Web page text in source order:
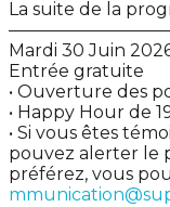
La suite de la
Mardi 30 Juin
Entrée gratuite
• Ouverture des
• Happy Hour de
• Si vous êtes
pouvez alerter le
préférez, vous